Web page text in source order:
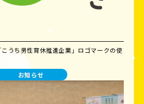
こうち男性育休推進企業」ロゴマークの使
お知らせ